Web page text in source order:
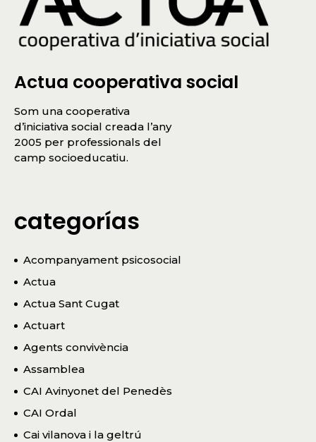
Actua cooperativa social
Som una cooperativa
d’iniciativa social creada l’any
2005 per professionals del
camp socioeducatiu.
categorías
Acompanyament psicosocial
Actua
Actua Sant Cugat
Actuart
Agents convivència
Assamblea
CAI Avinyonet del Penedès
CAI Ordal
Cai vilanova i la geltrú